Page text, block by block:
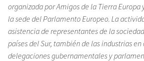
organizada por Amigos de la Tierra Europa
la sede del Parlamento Europeo. La
asistencia de representantes de la
países del Sur, también de las industrias en
delegaciones gubernamentales y